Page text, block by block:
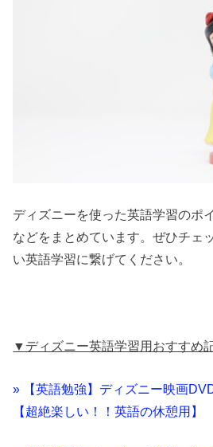
ディズニーを使った英語学習のポ
などをまとめています。ぜひチェ
い英語学習に繋げてください。
▼ディズニー英語学習用おすすめ
» 【英語勉強】ディズニー映画
【超絶楽しい！！英語の休憩用】